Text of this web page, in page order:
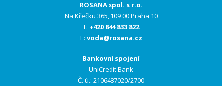
ROSANA spol. s r.o.
Na Křečku 365, 109 00 Praha 10
T: +420 844 833 822
E: voda@rosana.cz
Bankovní spojení
UniCredit Bank
Č. ú.: 2106487020/2700